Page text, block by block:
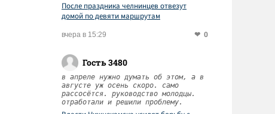
После праздника челнинцев отвезут
домой по девяти маршрутам
вчера в 15:29 0
Гость 3480
в апреле нужно думать об этом, а в
августе уж осень скоро. само
рассосётся. руководство молодцы.
отработали и решили проблему.